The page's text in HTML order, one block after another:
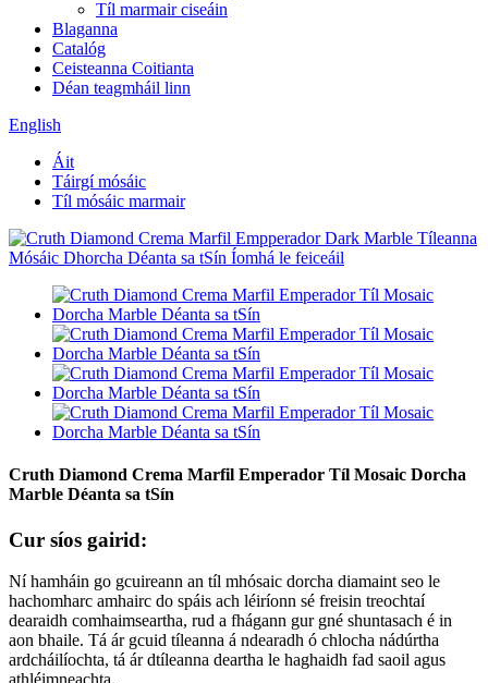
Tíl marmair ciseáin
Blaganna
Catalóg
Ceisteanna Coitianta
Déan teagmháil linn
English
Áit
Táirgí mósáic
Tíl mósáic marmair
Cruth Diamond Crema Marfil Emperador Tíl Mosaic Dorcha
Marble Déanta sa tSín
Cur síos gairid:
Ní hamháin go gcuireann an tíl mhósaic dorcha diamaint seo le
hachomharc amhairc do spáis ach léiríonn sé freisin treochtaí
dearaidh comhaimseartha, rud a fhágann gur gné shuntasach é in
aon bhaile. Tá ár gcuid tíleanna á ndearadh ó chlocha nádúrtha
ardcháilíochta, tá ár dtíleanna deartha le haghaidh fad saoil agus